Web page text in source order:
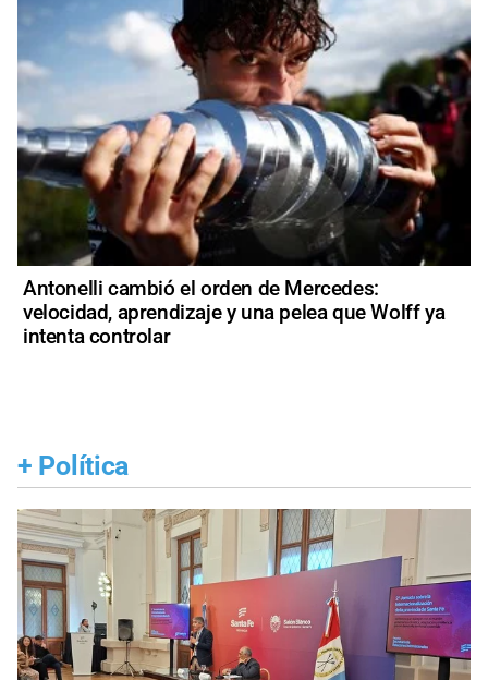
Antonelli cambió el orden de Mercedes:
velocidad, aprendizaje y una pelea que Wolff ya
intenta controlar
+ Política